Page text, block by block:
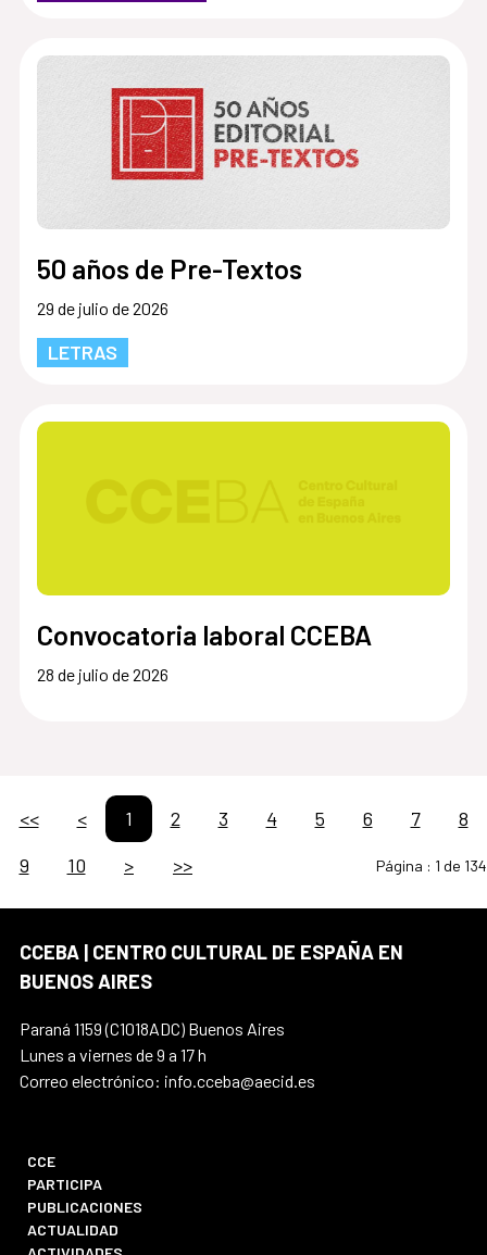
50 años de Pre-Textos
29 de julio de 2026
LETRAS
Convocatoria laboral CCEBA
28 de julio de 2026
<< < 1 2 3 4 5 6 7
8
9
10 > >> Página : 1 de 134
CCEBA | CENTRO CULTURAL DE ESPAÑA EN
BUENOS AIRES
Paraná 1159 (C1018ADC) Buenos Aires
Lunes a viernes de 9 a 17 h
Correo electrónico: info.cceba@aecid.es
CCE
PARTICIPA
PUBLICACIONES
ACTUALIDAD